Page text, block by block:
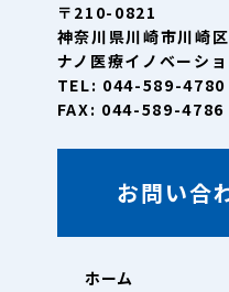
〒210-0821
神奈川県川崎市川崎
ナノ医療イノベーシ
TEL: 044-589-4780
FAX: 044-589-4786
お問い合
ホーム